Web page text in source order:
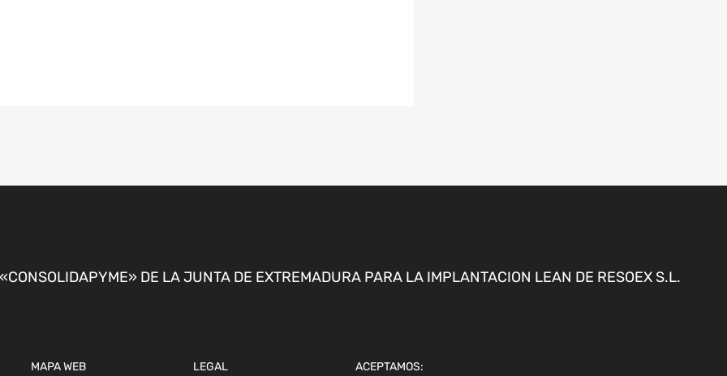
DE LA JUNTA DE EXTREMADURA PARA LA IMPLANTACION LEAN DE RESOEX S.L.
MAPA WEB LEGAL ACEPTAMOS: